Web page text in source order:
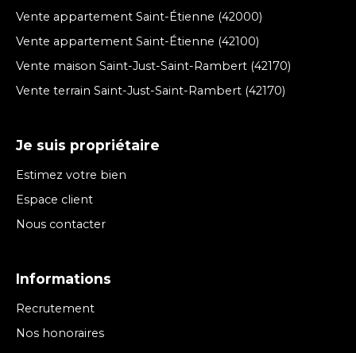
Vente appartement Saint-Étienne (42000)
Vente appartement Saint-Étienne (42100)
Vente maison Saint-Just-Saint-Rambert (42170)
Vente terrain Saint-Just-Saint-Rambert (42170)
Je suis propriétaire
Estimez votre bien
Espace client
Nous contacter
Informations
Recrutement
Nos honoraires